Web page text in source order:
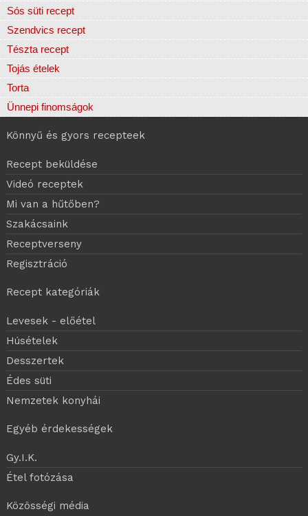
Sós süti recept
Szendvics recept
Tészta recept
Tojás ételek
Torta
Ünnepi finomságok
Könnyű és gyors recepteek
Recept beküldése
Videó receptek
Mi van a hűtőben?
Szakácsaink
Receptverseny
Regisztráció
Recept kategóriák
Levesek - előétel
Húsételek
Desszertek
Édes süti
Nemzetek konyhái
Egyéb érdekességek
Gy.I.K.
Étel fotózása
Közösségi média